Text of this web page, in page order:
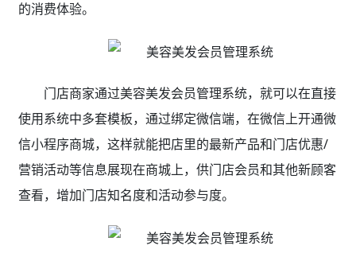
的消费体验。
门店商家通过美容美发会员管理系统，就可以在直接
使用系统中多套模板，通过绑定微信端，在微信上开通微
信小程序商城，这样就能把店里的最新产品和门店优惠/
营销活动等信息展现在商城上，供门店会员和其他新顾客
查看，增加门店知名度和活动参与度。